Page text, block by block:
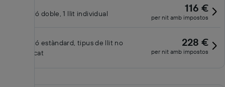
Habitació doble, 1 llit individual 116 €
per nit amb impostos
Habitació estàndard, tipus de llit no
especificat
228 €
per nit amb impostos